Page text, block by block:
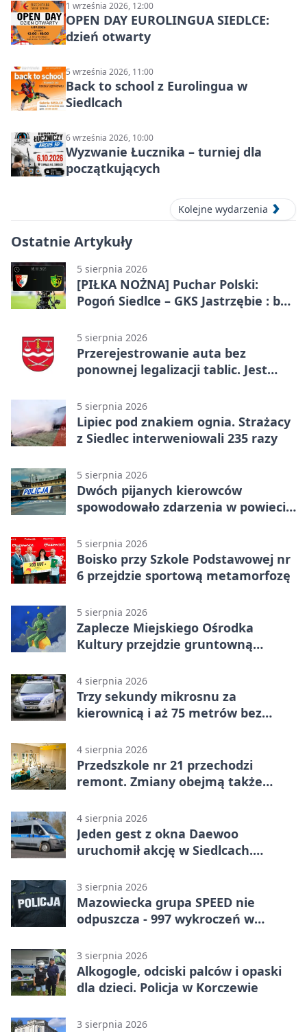
1 września 2026, 12:00
OPEN DAY EUROLINGUA SIEDLCE:
dzień otwarty
5 września 2026, 11:00
Back to school z Eurolingua w
Siedlcach
6 września 2026, 10:00
Wyzwanie Łucznika – turniej dla
początkujących
Kolejne wydarzenia
Ostatnie Artykuły
5 sierpnia 2026
[PIŁKA NOŻNA] Puchar Polski:
Pogoń Siedlce – GKS Jastrzębie : bez
5 sierpnia 2026
Przerejestrowanie auta bez
ponownej legalizacji tablic. Jest
5 sierpnia 2026
Lipiec pod znakiem ognia. Strażacy
z Siedlec interweniowali 235 razy
5 sierpnia 2026
Dwóch pijanych kierowców
spowodowało zdarzenia w powiecie
5 sierpnia 2026
Boisko przy Szkole Podstawowej nr
6 przejdzie sportową metamorfozę
5 sierpnia 2026
Zaplecze Miejskiego Ośrodka
Kultury przejdzie gruntowną
4 sierpnia 2026
Trzy sekundy mikrosnu za
kierownicą i aż 75 metrów bez
4 sierpnia 2026
Przedszkole nr 21 przechodzi
remont. Zmiany obejmą także
4 sierpnia 2026
Jeden gest z okna Daewoo
uruchomił akcję w Siedlcach.
3 sierpnia 2026
Mazowiecka grupa SPEED nie
odpuszcza - 997 wykroczeń w
3 sierpnia 2026
Alkogogle, odciski palców i opaski
dla dzieci. Policja w Korczewie
3 sierpnia 2026